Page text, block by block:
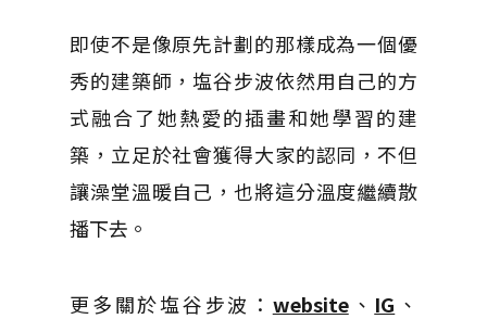
即使不是像原先計劃的那樣成為一個優
秀的建築師，塩谷步波依然用自己的方
式融合了她熱愛的插畫和她學習的建
築，立足於社會獲得大家的認同，不但
讓澡堂溫暖自己，也將這分溫度繼續散
播下去。
更多關於塩谷步波： website、 IG 、